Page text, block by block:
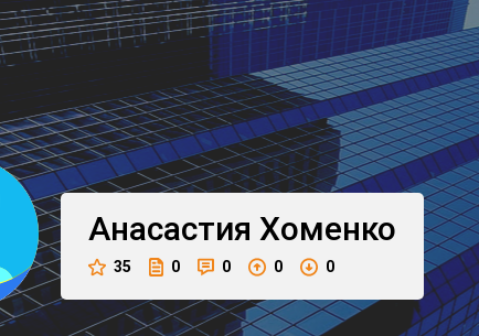
Анасастия Хоменко
35 0 0 0 0